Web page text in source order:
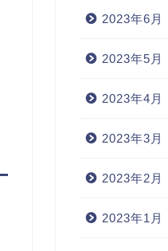
2023年6月
2023年5月
2023年4月
2023年3月
2023年2月
2023年1月